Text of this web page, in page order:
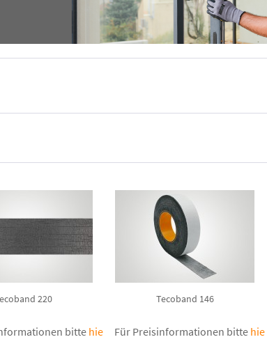
220
bittehier anmelden.
Tecoband 146
Für Preisinformationen bitte